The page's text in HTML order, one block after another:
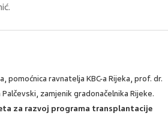
ravnatelja KBC-a Rijeka, prof. dr.
zamjenik gradonačelnika Rijeke.
za razvoj programa transplantacije